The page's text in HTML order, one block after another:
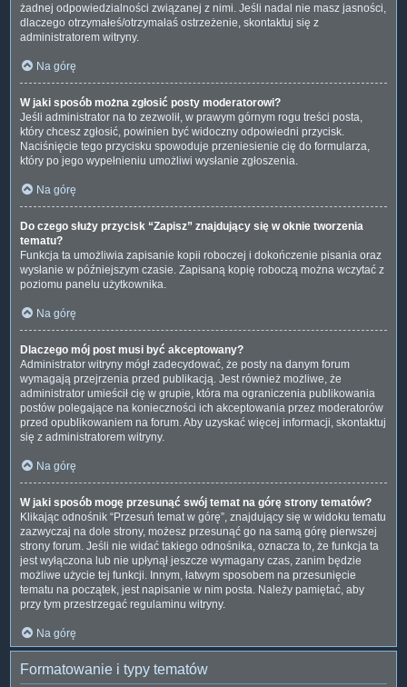
żadnej odpowiedzialności związanej z nimi. Jeśli nadal nie masz jasności,
dlaczego otrzymałeś/otrzymałaś ostrzeżenie, skontaktuj się z
administratorem witryny.
Na górę
W jaki sposób można zgłosić posty moderatorowi?
Jeśli administrator na to zezwolił, w prawym górnym rogu treści posta,
który chcesz zgłosić, powinien być widoczny odpowiedni przycisk.
Naciśnięcie tego przycisku spowoduje przeniesienie cię do formularza,
który po jego wypełnieniu umożliwi wysłanie zgłoszenia.
Na górę
Do czego służy przycisk “Zapisz” znajdujący się w oknie tworzenia
tematu?
Funkcja ta umożliwia zapisanie kopii roboczej i dokończenie pisania oraz
wysłanie w późniejszym czasie. Zapisaną kopię roboczą można wczytać z
poziomu panelu użytkownika.
Na górę
Dlaczego mój post musi być akceptowany?
Administrator witryny mógł zadecydować, że posty na danym forum
wymagają przejrzenia przed publikacją. Jest również możliwe, że
administrator umieścił cię w grupie, która ma ograniczenia publikowania
postów polegające na konieczności ich akceptowania przez moderatorów
przed opublikowaniem na forum. Aby uzyskać więcej informacji, skontaktuj
się z administratorem witryny.
Na górę
W jaki sposób mogę przesunąć swój temat na górę strony tematów?
Klikając odnośnik “Przesuń temat w górę”, znajdujący się w widoku tematu
zazwyczaj na dole strony, możesz przesunąć go na samą górę pierwszej
strony forum. Jeśli nie widać takiego odnośnika, oznacza to, że funkcja ta
jest wyłączona lub nie upłynął jeszcze wymagany czas, zanim będzie
możliwe użycie tej funkcji. Innym, łatwym sposobem na przesunięcie
tematu na początek, jest napisanie w nim posta. Należy pamiętać, aby
przy tym przestrzegać regulaminu witryny.
Na górę
Formatowanie i typy tematów